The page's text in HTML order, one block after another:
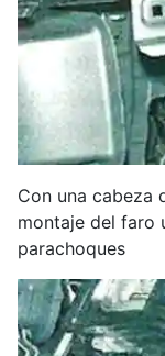
Con una cabeza
montaje del faro
parachoques